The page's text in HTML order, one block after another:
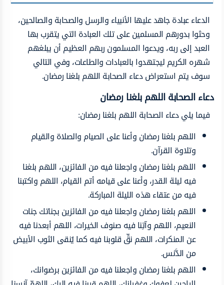
الدعاء عبادة جاهد عليها الأنبياء والرسل والصحابة والصالحين،
وحثوا بدورهم المسلمين على تلك العبادة التي يتقرب بها
العبد إلى ربه، ويدعوا المسلمون ربهم العظيم أن يبلغهم
شهره الكريم ليجتهدوا بالعبادات والطاعات، وفي التالي
سوف يتم استعراض دعاء الصحابة اللهم بلغنا رمضان.
دعاء الصحابة اللهم بلغنا رمضان
فيما يليدعاء الصحابة اللهم بلغنا رمضان:
اللهم بلغنا رمضان وأعنا على الصيام والصلاة والقيام
وتلاوة القرآن.
اللهم بلغنا رمضان واجعلنا فيه من الفائزين، اللهم بلغنا
فيه ليلة القدر، وأعنا على قيامه أتم القيام، اللهم واكتبنا
فيه من عتقاء هذه الليلة المباركة.
اللهم بلغنا رمضان واجعلنا فيه من الفائزين بجناتك جنات
النعيم، اللهم وآتِنا فيه صنوف الخيرات، اللهم أبعدنا فيه
عن المنكرات، اللهم نقِّ قلوبنا فيه كما يُنقى الثوب الأبيض
من الدَّنس.
اللهم بلغنا رمضان واجعلنا فيه من الفائزين برضوانك،